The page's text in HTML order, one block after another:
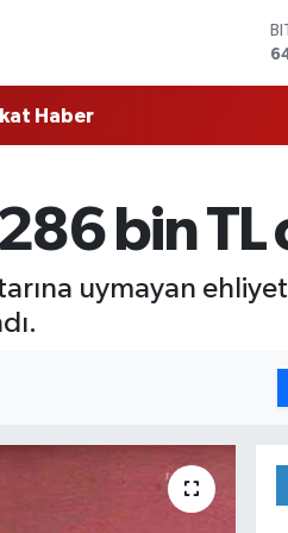
Haber
bin TL
uymayan